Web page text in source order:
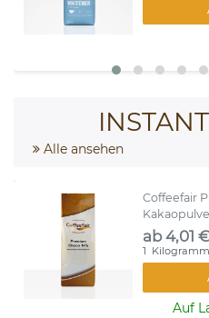
Alle ansehen
Coffeefair
ab 4,01
1 Kilogramm
Auf